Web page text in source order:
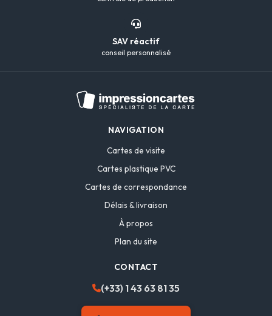
SAV réactif
conseil personnalisé
NAVIGATION
Cartes de visite
Cartes plastique PVC
Cartes de correspondance
Délais & livraison
À propos
Plan du site
CONTACT
(+33) 1 43 63 81 35